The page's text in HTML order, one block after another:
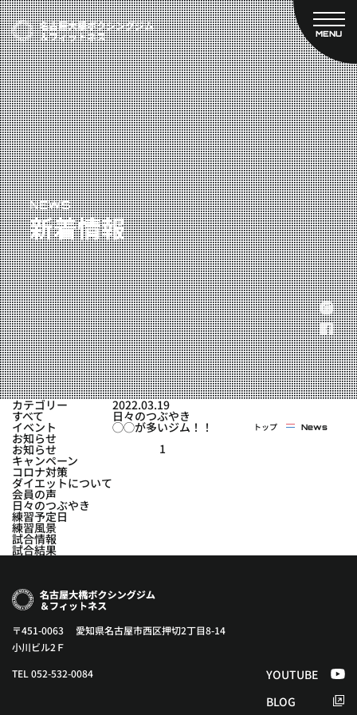
MENU
CLOSE
TOP
新着情報
ご予約
プライベートコース予約
レンタルスタジオ予約
名古屋大橋ボクシングジムについて
大橋弘政プロフィール
スタッフ紹介
料金案内
設備紹介
アクセス
営業時間
トレーナー募集
スポンサー募集
大会チケット購入
キャンペーン
実戦コース
料金システム
選手紹介
よくある質問
フィットネスコース
料金システム
ビフォーアフター
YOUTUBE BLOG
NEWS
新着情報
トップ News
カテゴリー
すべて
イベント
お知らせ
お知らせ
キャンペーン
コロナ対策
ダイエットについて
会員の声
日々のつぶやき
練習予定日
練習風景
試合情報
試合結果
2022.03.19
日々のつぶやき
◯◯が多いジム！！
1
〒451-0063 愛知県名古屋市西区押切2丁目8-14
小川ビル2Ｆ
TEL 052-532-0084
YOUTUBE
BLOG